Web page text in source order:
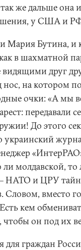
же дальше она
у США и РФ
Мария Бутина, и
в шахматной
друг
на котором
очки: «А мы
передавали
До этого
украинский
ли молдавской,
– НАТО и ЦРУ
Словом, вместо
кем
он под их
для граждан